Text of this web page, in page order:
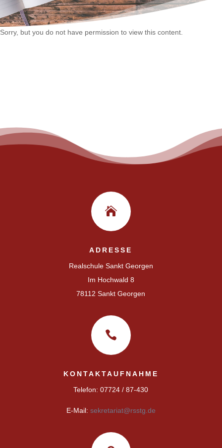
Sorry, but you do not have permission to view this content.

ADRESSE
Realschule Sankt Georgen
Im Hochwald 8
78112 Sankt Georgen

KONTAKTAUFNAHME
Telefon: 07724 / 87-430
E-Mail: sekretariat@rsstg.de